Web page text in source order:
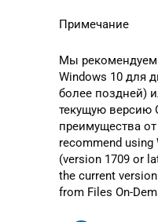
Примечание
Мы рекомендуем
Windows 10 для
более поздней)
текущую версию
преимущества
recommend using
(version 1709 or
the current
from Files On-